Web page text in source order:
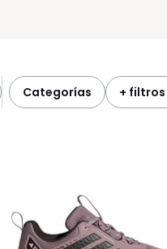
categorías + filtros